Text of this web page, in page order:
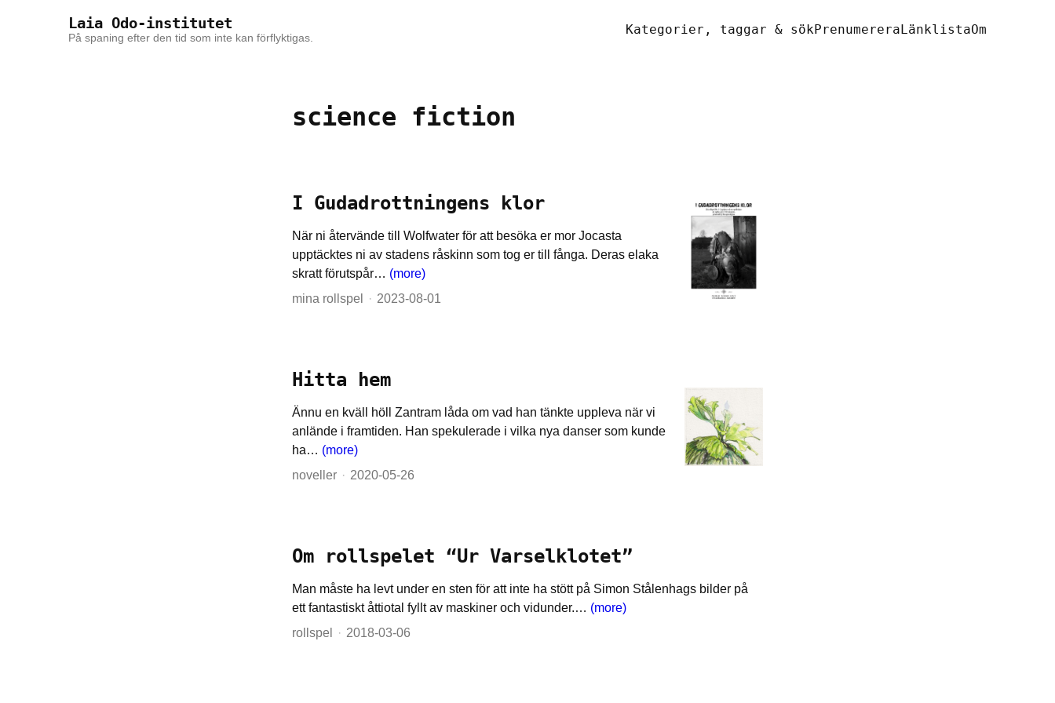
Laia Odo-institutet
På spaning efter den tid som inte kan förflyktigas.
Kategorier, taggar & sökPrenumereraLänklistaOm
science fiction
I Gudadrottningens klor
När ni återvände till Wolfwater för att besöka er mor Jocasta
upptäcktes ni av stadens råskinn som tog er till fånga. Deras elaka
skratt förutspår… (more)
mina rollspel
2023-08-01
Hitta hem
Ännu en kväll höll Zantram låda om vad han tänkte uppleva när vi
anlände i framtiden. Han spekulerade i vilka nya danser som kunde
ha… (more)
noveller
2020-05-26
Om rollspelet “Ur Varselklotet”
Man måste ha levt under en sten för att inte ha stött på Simon Stålenhags bilder på
ett fantastiskt åttiotal fyllt av maskiner och vidunder.… (more)
rollspel
2018-03-06